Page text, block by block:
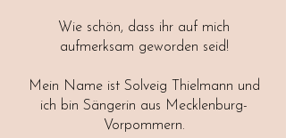
Wie schön, dass ihr auf mich
aufmerksam geworden seid!
Mein Name ist Solveig Thielmann und
ich bin Sängerin aus Mecklenburg-
Vorpommern.